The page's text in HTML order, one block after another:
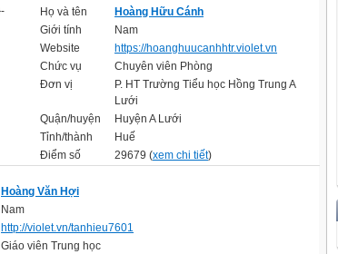
Họ và tên
Hoàng Hữu Cánh
Giới tính
Nam
Website
https://hoanghuucanhhtr.violet.vn
Chức vụ
Chuyên viên Phòng
Đơn vị
P. HT Trường Tiểu học Hồng Trung A
Lưới
Quận/huyện
Huyện A Lưới
Tỉnh/thành
Huế
Điểm số
29679 (xem chi tiết)
Hoàng Văn Hợi
Nam
http://violet.vn/tanhieu7601
Giáo viên Trung học